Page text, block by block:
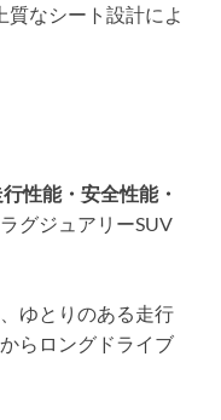
質なシート設計によ
性能・安全性能・
グジュアリーSUV
ゆとりのある走行
らロングドライブ